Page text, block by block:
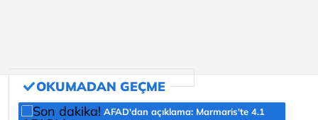
AFAD'dan açıklama: Marmaris'te 4.1